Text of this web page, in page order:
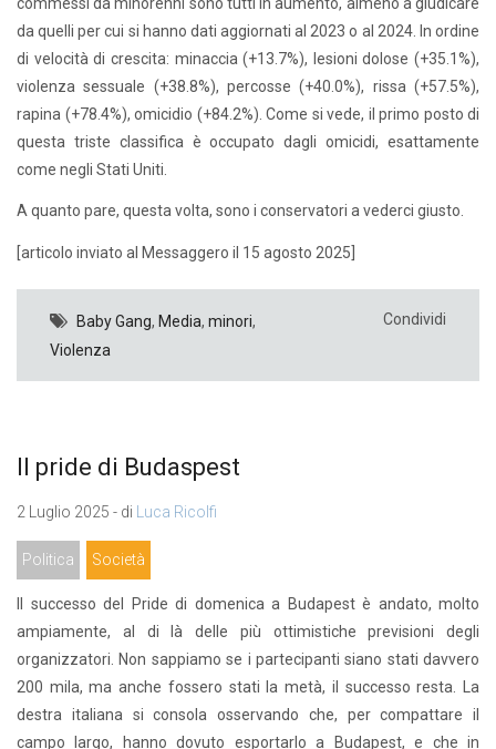
da quelli per cui si hanno dati aggiornati al 2023 o al 2024. In ordine
di velocità di crescita: minaccia (+13.7%), lesioni dolose (+35.1%),
violenza sessuale (+38.8%), percosse (+40.0%), rissa (+57.5%),
rapina (+78.4%), omicidio (+84.2%). Come si vede, il primo posto di
questa triste classifica è occupato dagli omicidi, esattamente
come negli Stati Uniti.
A quanto pare, questa volta, sono i conservatori a vederci giusto.
[articolo inviato al Messaggero il 15 agosto 2025]
Baby Gang, Media, minori,
Violenza
Condividi
Il pride di Budaspest
2 Luglio 2025 - di Luca Ricolfi
Politica Società
Il successo del Pride di domenica a Budapest è andato, molto
ampiamente, al di là delle più ottimistiche previsioni degli
organizzatori. Non sappiamo se i partecipanti siano stati davvero
200 mila, ma anche fossero stati la metà, il successo resta. La
destra italiana si consola osservando che, per compattare il
campo largo, hanno dovuto esportarlo a Budapest, e che in